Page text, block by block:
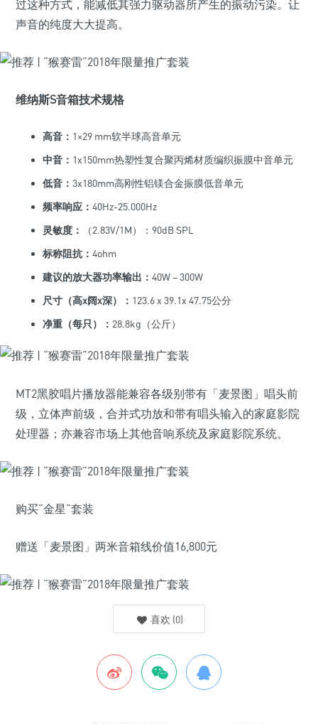
过这种方式，能减低其强力驱动器所产生的振动污染。让
声音的纯度大大提高。
维纳斯S音箱技术规格
高音： 1×29 mm软半球高音单元
中音： 1x150mm热塑性复合聚丙烯材质编织振膜中音单元
低音： 3x180mm高刚性铝镁合金振膜低音单元
频率响应： 40Hz-25.000Hz
灵敏度：
（2.83V/1M）：90dB SPL
标称阻抗： 4ohm
建议的放大器功率输出： 40W – 300W
尺寸（高x阔x深）： 123.6 x 39.1x 47.75公分
净重（每只）： 28.8kg（公斤）
MT2黑胶唱片播放器能兼容各级别带有「麦景图」唱头前
级，立体声前级，合并式功放和带有唱头输入的家庭影院
处理器；亦兼容市场上其他音响系统及家庭影院系统。
购买“金星”套装
赠送「麦景图」两米音箱线价值16,800元
喜欢 (0)